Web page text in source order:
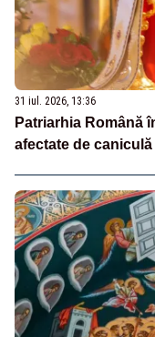
31 iul. 2026, 13:36
Patriarhia Română
afectate de caniculă